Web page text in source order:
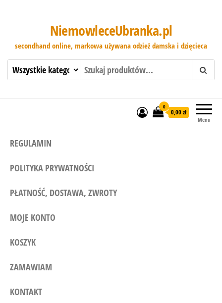
NiemowleceUbranka.pl
secondhand online, markowa używana odzież damska i dzięcieca
Menu
0
0,00 zł
REGULAMIN
POLITYKA PRYWATNOŚCI
PŁATNOŚĆ, DOSTAWA, ZWROTY
MOJE KONTO
KOSZYK
ZAMAWIAM
KONTAKT